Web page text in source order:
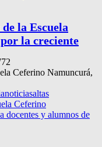
la Escuela
la creciente
Ceferino Namuncurá,
altas
Ceferino
docentes y alumnos de